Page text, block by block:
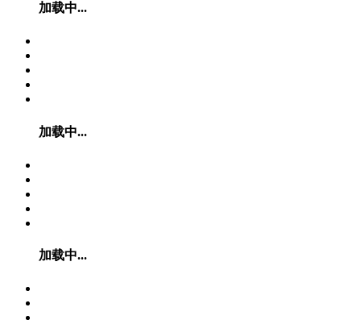
加载中...
加载中...
加载中...